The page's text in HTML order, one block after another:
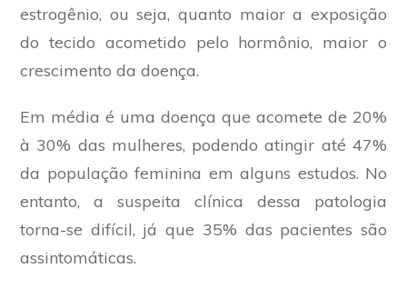
estrogênio, ou seja, quanto maior a exposição
do tecido acometido pelo hormônio, maior o
crescimento da doença.
Em média é uma doença que acomete de 20%
à 30% das mulheres, podendo atingir até 47%
da população feminina em alguns estudos. No
entanto, a suspeita clínica dessa patologia
torna-se difícil, já que 35% das pacientes são
assintomáticas.